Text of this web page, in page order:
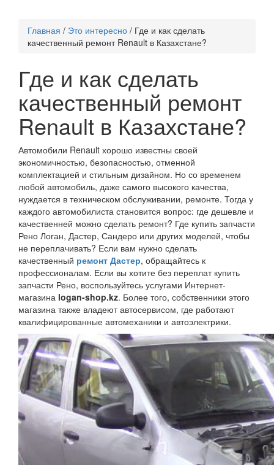
Главная / Это интересно / Где и как сделать
качественный ремонт Renault в Казахстане?
Где и как сделать
качественный ремонт
Renault в Казахстане?
Автомобили Renault хорошо известны своей
экономичностью, безопасностью, отменной
комплектацией и стильным дизайном. Но со временем
любой автомобиль, даже самого высокого качества,
нуждается в техническом обслуживании, ремонте. Тогда у
каждого автомобилиста становится вопрос: где дешевле и
качественней можно сделать ремонт? Где купить запчасти
Рено Логан, Дастер, Сандеро или других моделей, чтобы
не переплачивать? Если вам нужно сделать
качественный ремонт Дастер, обращайтесь к
профессионалам. Если вы хотите без переплат купить
запчасти Рено, воспользуйтесь услугами Интернет-
магазина logan-shop.kz. Более того, собственники этого
магазина также владеют автосервисом, где работают
квалифицированные автомеханики и автоэлектрики.